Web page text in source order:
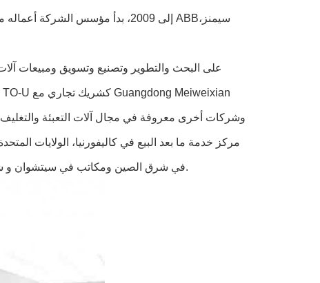
مملوكة بالكامل لشركة Hefei TO-U Intelligent Equipment Co., Ltd.في شرق الصين ومكاتب في سيتشوان و شنغهاي.